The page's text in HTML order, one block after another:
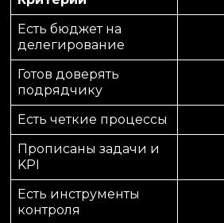
Есть бюджет на
делегирование
Готов доверять
подрядчику
Есть четкие процессы
Прописаны задачи и
KPI
Есть инструменты
контроля